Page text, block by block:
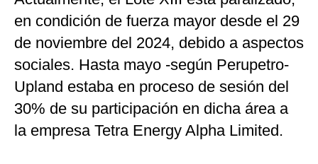
en condición de fuerza mayor desde el 29
de noviembre del 2024, debido a aspectos
sociales. Hasta mayo -según Perupetro-
Upland estaba en proceso de sesión del
30% de su participación en dicha área a
la empresa Tetra Energy Alpha Limited.